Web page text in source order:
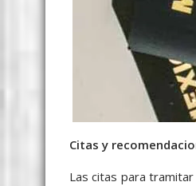
Citas y
Las citas para